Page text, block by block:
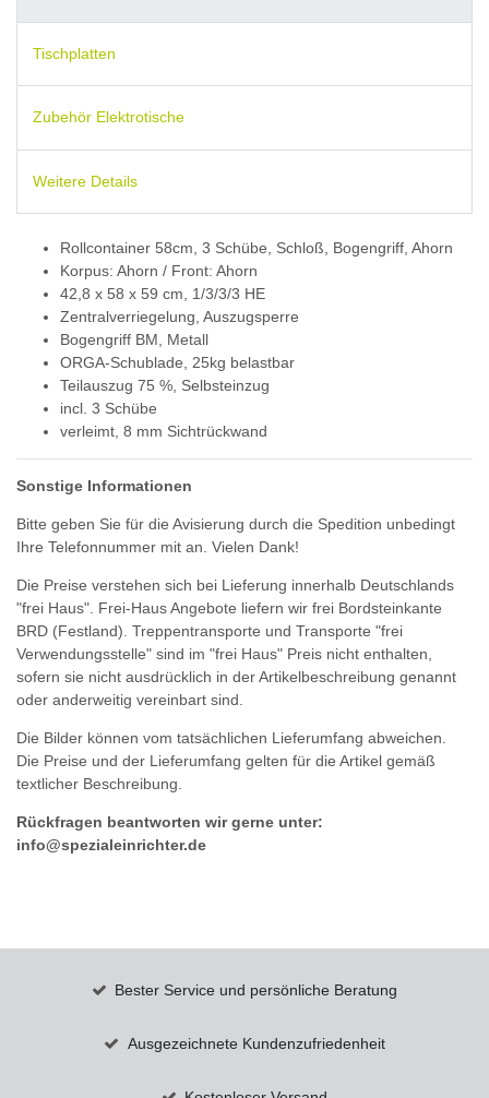
Tischplatten
Zubehör Elektrotische
Weitere Details
Rollcontainer 58cm, 3 Schübe, Schloß, Bogengriff, Ahorn
Korpus: Ahorn / Front: Ahorn
42,8 x 58 x 59 cm, 1/3/3/3 HE
Zentralverriegelung, Auszugsperre
Bogengriff BM, Metall
ORGA-Schublade, 25kg belastbar
Teilauszug 75 %, Selbsteinzug
incl. 3 Schübe
verleimt, 8 mm Sichtrückwand
Sonstige Informationen
Bitte geben Sie für die Avisierung durch die Spedition unbedingt
Ihre Telefonnummer mit an. Vielen Dank!
Die Preise verstehen sich bei Lieferung innerhalb Deutschlands
"frei Haus". Frei-Haus Angebote liefern wir frei Bordsteinkante
BRD (Festland). Treppentransporte und Transporte "frei
Verwendungsstelle" sind im "frei Haus" Preis nicht enthalten,
sofern sie nicht ausdrücklich in der Artikelbeschreibung genannt
oder anderweitig vereinbart sind.
Die Bilder können vom tatsächlichen Lieferumfang abweichen.
Die Preise und der Lieferumfang gelten für die Artikel gemäß
textlicher Beschreibung.
Rückfragen beantworten wir gerne unter:
info@spezialeinrichter.de
Bester Service und persönliche Beratung
Ausgezeichnete Kundenzufriedenheit